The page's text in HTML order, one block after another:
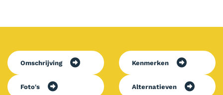
Omschrijving Kenmerken
Foto's Alternatieven